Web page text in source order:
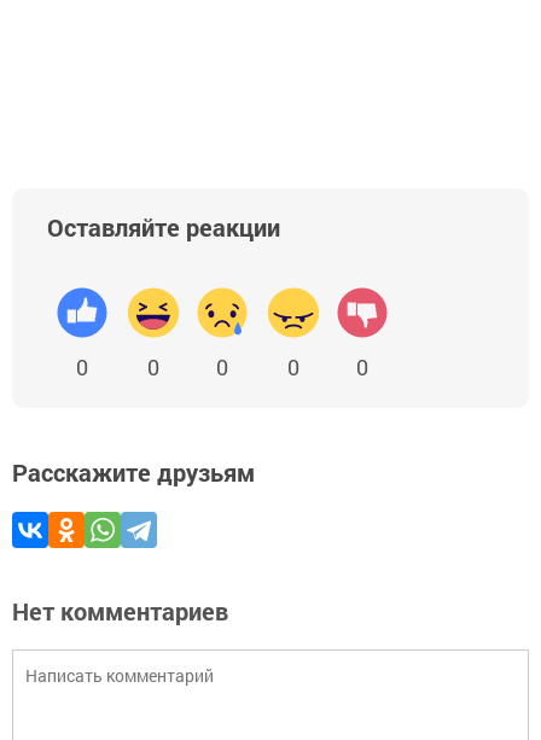
Оставляйте реакции
0 0 0 0 0
Расскажите друзьям
Нет комментариев